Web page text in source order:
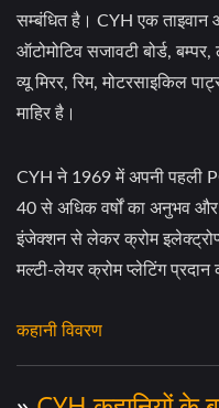
सम्बंधित है। CYH एक ताइवान
ऑटोमोटिव सजावटी बोर्ड,
व्यू मिरर, रिम, मोटरसाइकिल
माहिर है।
CYH ने 1969 में अपनी पहली
40 से अधिक वर्षों का अनुभव
इंजेक्शन से लेकर क्रोम
मल्टी-लेयर क्रोम प्लेटिंग प्रदान
कहानी विवरण